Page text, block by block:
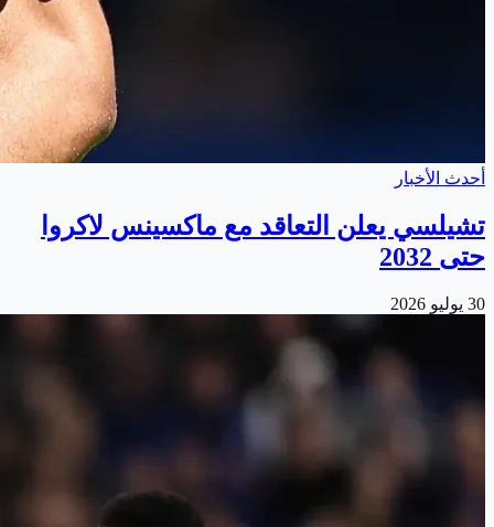
أحدث الأخبار
تشيلسي يعلن التعاقد مع ماكسينس لاكروا
حتى 2032
30 يوليو 2026